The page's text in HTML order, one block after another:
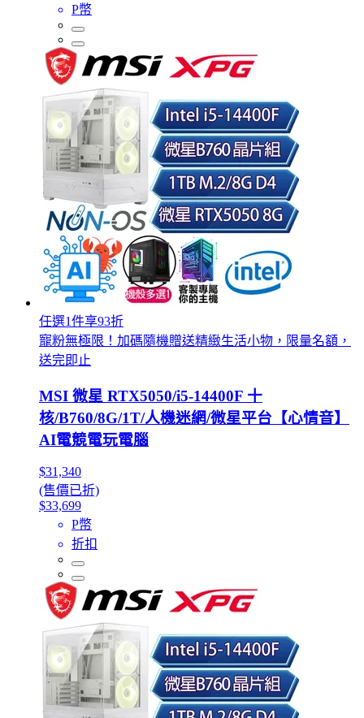
P幣
任選1件享93折
寵粉無極限！加碼隨機贈送精緻生活小物，限量名額，
送完即止
MSI 微星 RTX5050/i5-14400F 十
核/B760/8G/1T/人機迷網/微星平台【心情音】
AI電競電玩電腦
$31,340
(售價已折)
$33,699
P幣
折扣